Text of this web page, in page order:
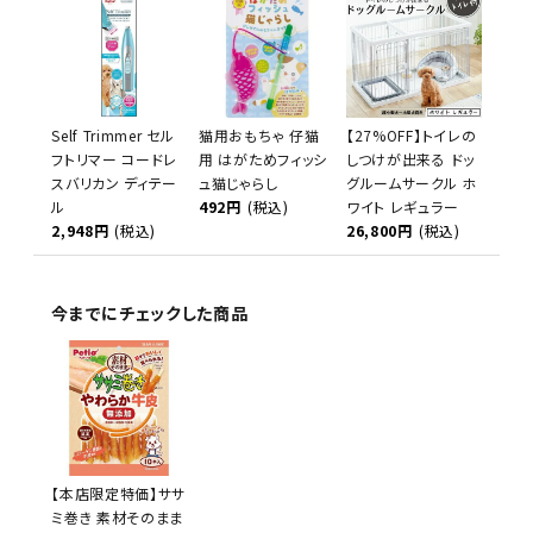
Self Trimmer セル
フトリマー コードレ
スバリカン ディテー
ル
2,948円 (税込)
猫用おもちゃ 仔猫
用 はがためフィッシ
ュ猫じゃらし
492円 (税込)
【27%OFF】トイレの
しつけが出来る ドッ
グルームサークル ホ
ワイト レギュラー
26,800円 (税込)
今までにチェックした商品
【本店限定特価】ササ
ミ巻き 素材そのまま